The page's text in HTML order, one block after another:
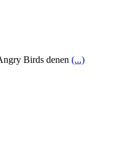
Birds denen (...)